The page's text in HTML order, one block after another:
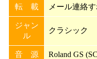
転 載 メール連絡
ジャン
ル
クラシック
音 源 Roland GS